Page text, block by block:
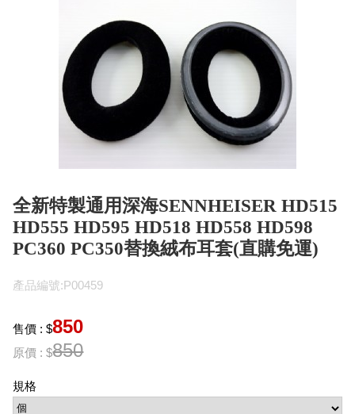
全新特製通用深海SENNHEISER HD515
HD555 HD595 HD518 HD558 HD598
PC360 PC350替換絨布耳套(直購免運)
產品編號:P00459
售價 : $850
原價 : $850
規格